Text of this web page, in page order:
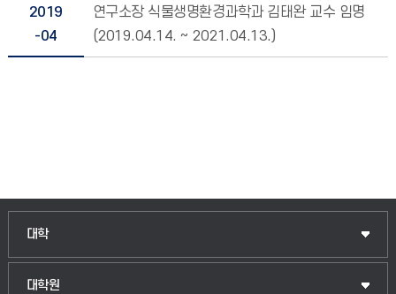
2019
-04
연구소장 식물생명환경과학과 김태완 교수 임명
(2019.04.14. ~ 2021.04.13.)
대학
인문융합공공인재학부
법경영학부
대학원
일반대학원